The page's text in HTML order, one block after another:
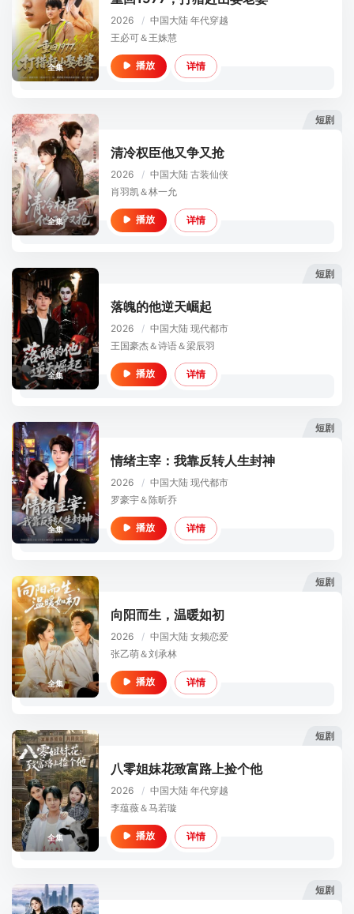
全集
2026 / 中国大陆 年代穿越
王必可＆王姝慧
播放 详情
短剧
全集
清冷权臣他又争又抢
2026 / 中国大陆 古装仙侠
肖羽凯＆林一允
播放 详情
短剧
全集
落魄的他逆天崛起
2026 / 中国大陆 现代都市
王国豪杰＆诗语＆梁辰羽
播放 详情
短剧
全集
情绪主宰：我靠反转人生封神
2026 / 中国大陆 现代都市
罗豪宇＆陈昕乔
播放 详情
短剧
全集
向阳而生，温暖如初
2026 / 中国大陆 女频恋爱
张乙萌＆刘承林
播放 详情
短剧
全集
八零姐妹花致富路上捡个他
2026 / 中国大陆 年代穿越
李蕴薇＆马若璇
播放 详情
短剧